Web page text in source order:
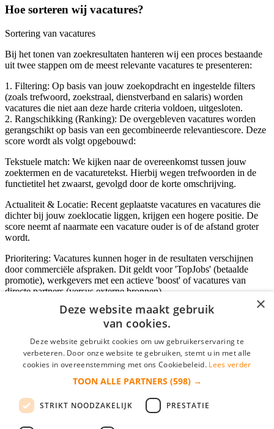
Hoe sorteren wij vacatures?
Sortering van vacatures
Bij het tonen van zoekresultaten hanteren wij een proces bestaande
uit twee stappen om de meest relevante vacatures te presenteren:
1. Filtering: Op basis van jouw zoekopdracht en ingestelde filters
(zoals trefwoord, zoekstraal, dienstverband en salaris) worden
vacatures die niet aan deze harde criteria voldoen, uitgesloten.
2. Rangschikking (Ranking): De overgebleven vacatures worden
gerangschikt op basis van een gecombineerde relevantiescore. Deze
score wordt als volgt opgebouwd:
Tekstuele match: We kijken naar de overeenkomst tussen jouw
zoektermen en de vacaturetekst. Hierbij wegen trefwoorden in de
functietitel het zwaarst, gevolgd door de korte omschrijving.
Actualiteit & Locatie: Recent geplaatste vacatures en vacatures die
dichter bij jouw zoeklocatie liggen, krijgen een hogere positie. De
score neemt af naarmate een vacature ouder is of de afstand groter
wordt.
Prioritering: Vacatures kunnen hoger in de resultaten verschijnen
door commerciële afspraken. Dit geldt voor 'TopJobs' (betaalde
promotie), werkgevers met een actieve 'boost' of vacatures van
directe partners (versus externe bronnen).
Inloggen als bedrijf
*
login gegevens onthouden
×
Deze website maakt gebruik
van cookies.
Deze website gebruikt cookies om uw gebruikerservaring te
verbeteren. Door onze website te gebruiken, stemt u in met alle
cookies in overeenstemming met ons Cookiebeleid. Lees verder
TOON ALLE PARTNERS (598) →
STRIKT NOODZAKELIJK PRESTATIE